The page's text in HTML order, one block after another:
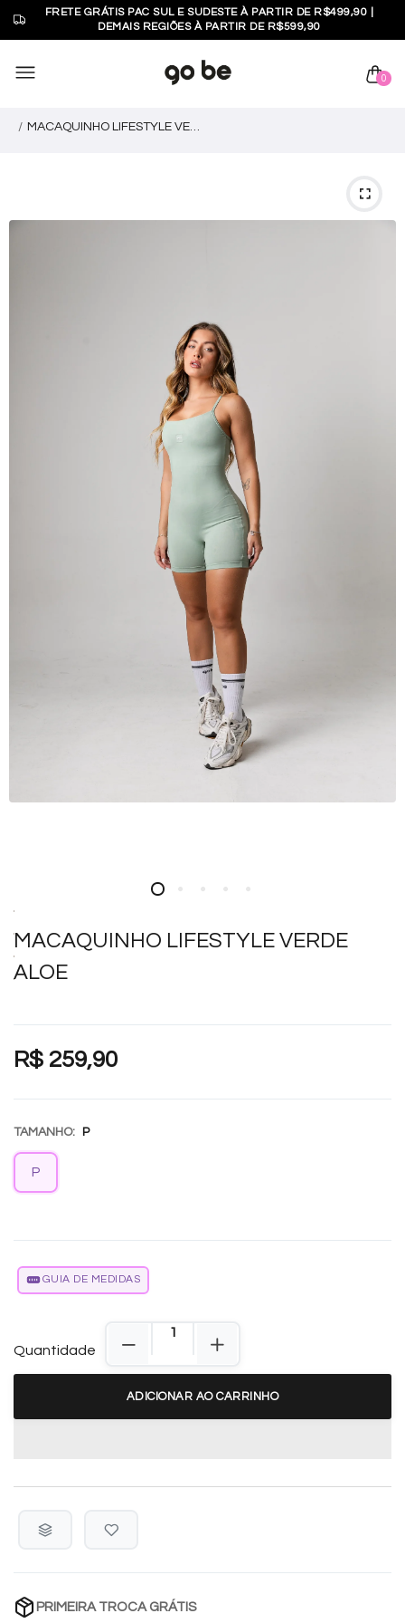
FRETE GRÁTIS PAC SUL E SUDESTE À PARTIR DE R$499,90 |
DEMAIS REGIÕES À PARTIR DE R$599,90
0
MACAQUINHO LIFESTYLE VERDE
ALOE
R$ 259,90
TAMANHO: P
P
GUIA DE MEDIDAS
Quantidade
ADICIONAR AO CARRINHO
PRIMEIRA TROCA GRÁTIS